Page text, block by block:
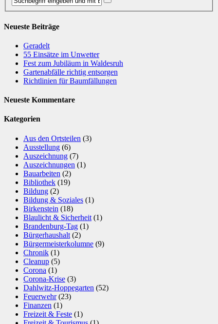
Neueste Beiträge
Geradelt
​55 Einsätze im Unwetter
Fest zum Jubiläum in Waldesruh
Gartenabfälle richtig entsorgen
Richtlinien für Baumfällungen
Neueste Kommentare
Kategorien
Aus den Ortsteilen (3)
Ausstellung (6)
Auszeichnung (7)
Auszeichnungen (1)
Bauarbeiten (2)
Bibliothek (19)
Bildung (2)
Bildung & Soziales (1)
Birkenstein (18)
Blaulicht & Sicherheit (1)
Brandenburg-Tag (1)
Bürgerhaushalt (2)
Bürgermeisterkolumne (9)
Chronik (1)
Cleanup (5)
Corona (1)
Corona-Krise (3)
Dahlwitz-Hoppegarten (52)
Feuerwehr(23)
Finanzen (1)
Freizeit & Feste (1)